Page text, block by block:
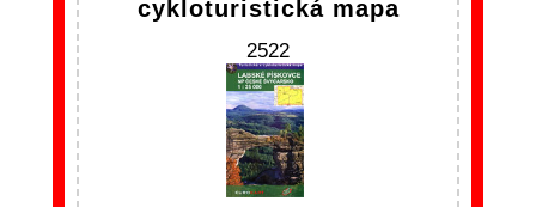
cykloturistická mapa
2522